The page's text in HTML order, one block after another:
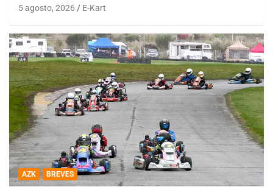
5 agosto, 2026 E-Kart
AZK BREVES